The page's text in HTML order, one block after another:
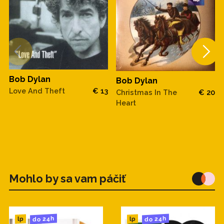
Bob Dylan
Love And Theft € 13
Bob Dylan
Christmas In The
Heart
€ 20
Mohlo by sa vam páčiť
lp do 24h lp do 24h